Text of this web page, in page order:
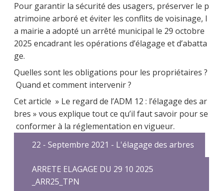
Pour garantir la sécurité des usagers, préserver le p
atrimoine arboré et éviter les conflits de voisinage, l
a mairie a adopté un arrêté municipal le 29 octobre
2025 encadrant les opérations d’élagage et d’abatta
ge.
Quelles sont les obligations pour les propriétaires ?
Quand et comment intervenir ?
Cet article » Le regard de l’ADM 12 : l’élagage des ar
bres » vous explique tout ce qu’il faut savoir pour se
conformer à la réglementation en vigueur.
22 - Septembre 2021 - L'élagage des arbres
ARRETE ELAGAGE DU 29 10 2025
_ARR25_TPN